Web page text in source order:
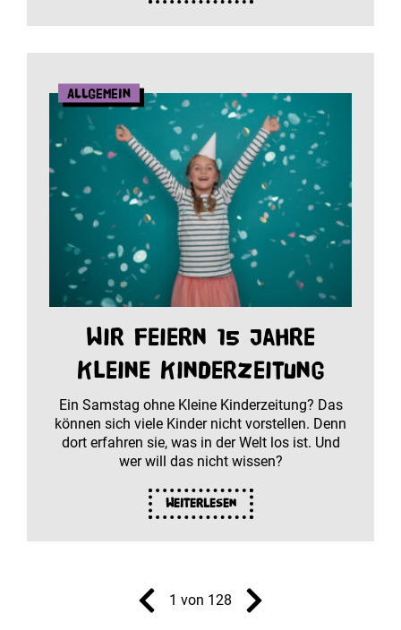
Allgemein
Wir feiern 15 Jahre
Kleine Kinderzeitung
Ein Samstag ohne Kleine Kinderzeitung? Das
können sich viele Kinder nicht vorstellen. Denn
dort erfahren sie, was in der Welt los ist. Und
wer will das nicht wissen?
Weiterlesen
1 von 128